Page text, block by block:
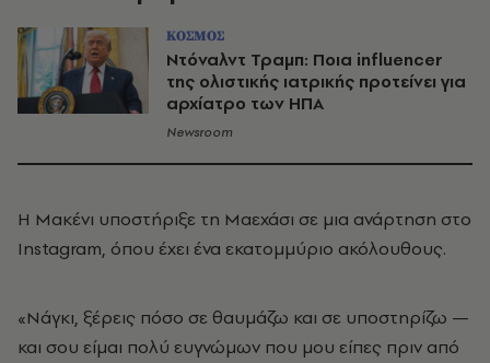
ΚΟΣΜΟΣ
Ντόναλντ Τραμπ: Ποια influencer
της ολιστικής ιατρικής προτείνει για
αρχίατρο των ΗΠΑ
Newsroom
Η Μακένι υποστήριξε τη Μαεχάσι σε μια ανάρτηση στο
Instagram, όπου έχει ένα εκατομμύριο ακόλουθους.
«Νάγκι, ξέρεις πόσο σε θαυμάζω και σε υποστηρίζω —
και σου είμαι πολύ ευγνώμων που μου είπες πριν από